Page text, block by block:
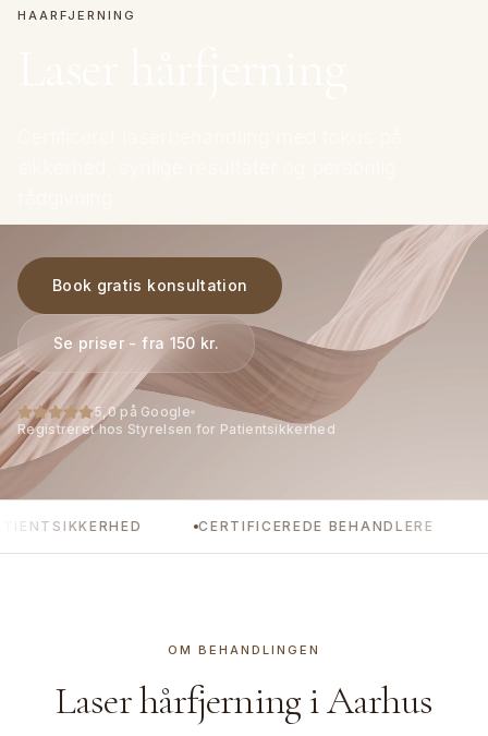
HAARFJERNING
Book gratis konsultation
Se priser - fra 150 kr.
5,0 på Google
Registreret hos Styrelsen for Patientsikkerhed
CERTIFICEREDE BEHANDLERE
OM BEHANDLINGEN
Laser hårfjerningi Aarhus